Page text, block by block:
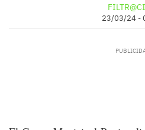
23/03/24 -